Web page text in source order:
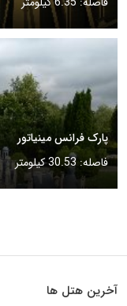
پارک فرانس مینیاتور
فاصله: 30.53 کیلومتر
آخرین هتل ها